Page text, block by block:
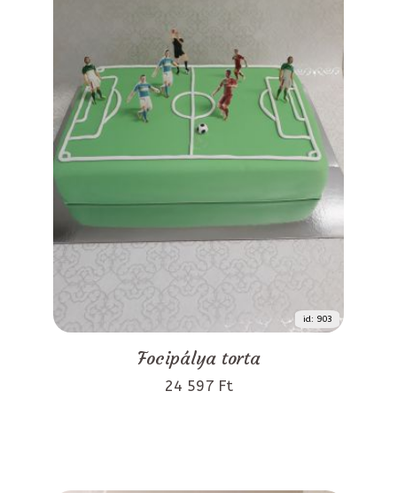
id: 903
Focipálya torta
24 597 Ft